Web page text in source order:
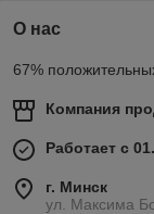
О нас
67%
Компания
Работает с
г. Минск
ул. Максима